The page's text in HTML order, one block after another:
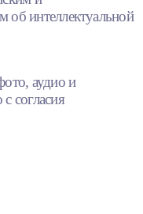
об интеллектуальной
аудио и
согласия